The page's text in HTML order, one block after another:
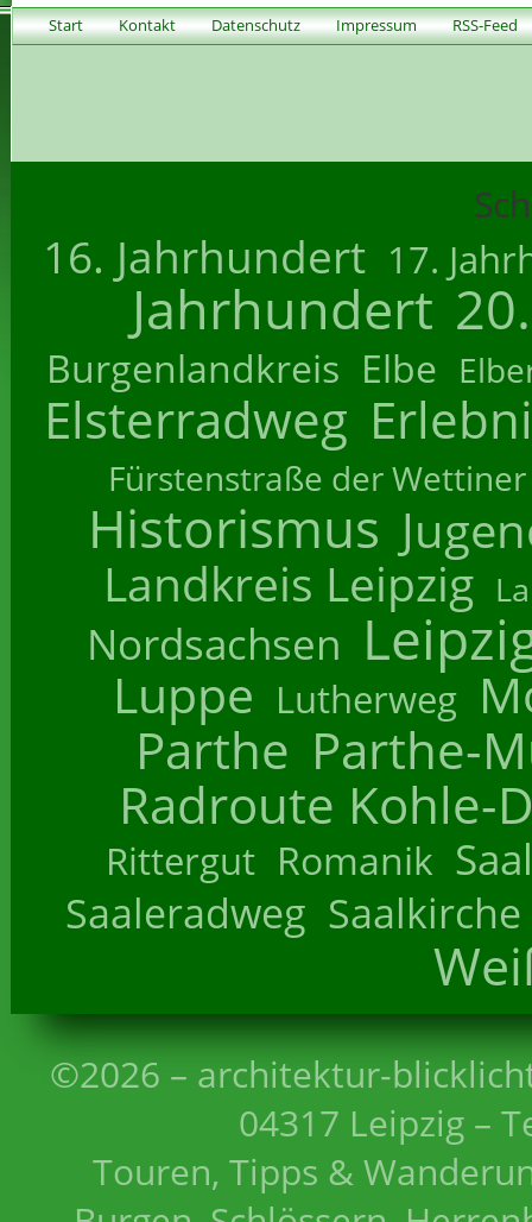
Start Kontakt Datenschutz Impressum RSS-Feed
16. Jahrhundert 17.
Jahrhundert
Burgenlandkreis Elbe
Elsterradweg
Fürstenstraße der Wettiner
Historismus
Landkreis Leipzig
Nordsachsen
Luppe Lutherweg
Parthe Parthe-
Radroute Kohle-
Rittergut Romanik
Saaleradweg Saalkirche
©2026 – architektur-
04317 Leipzig –
Touren, Tipps &